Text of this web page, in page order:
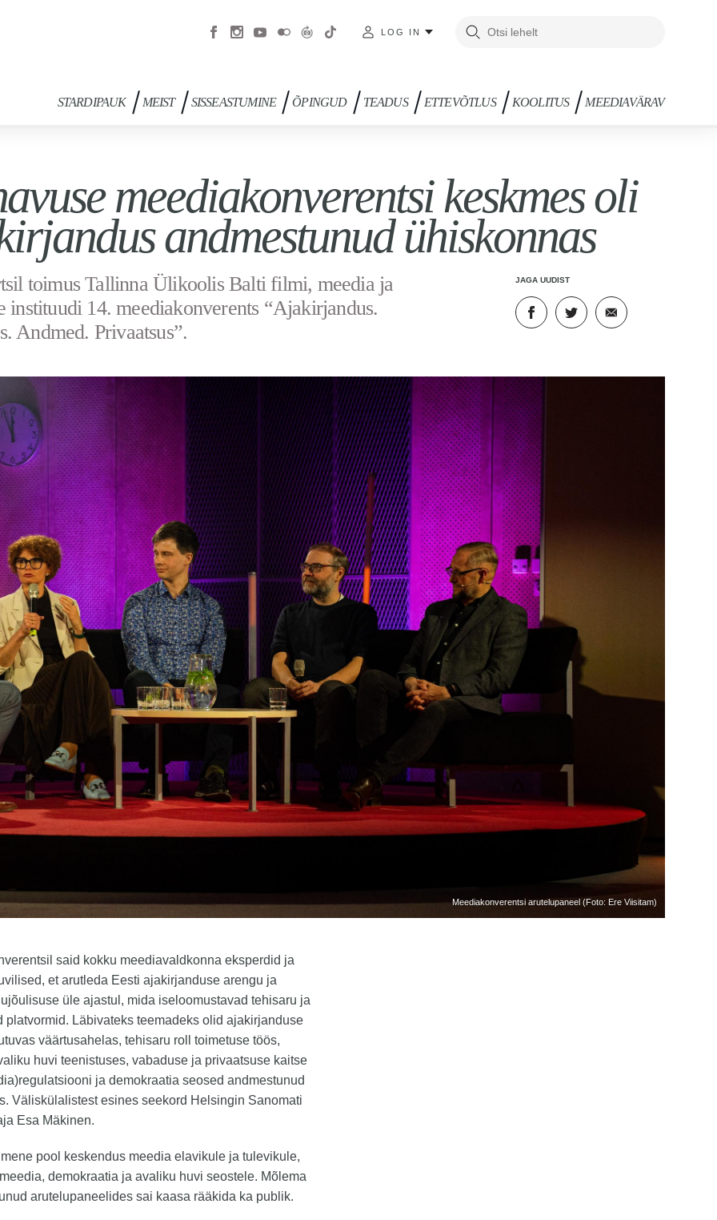
LOG IN
STARDIPAUK MEIST SISSEASTUMINE ÕPINGUD TEADUS ETTEVÕTLUS KOOLITUS MEEDIAVÄRAV
meediakonverentsi keskmes oli
andmestunud ühiskonnas
toimus Tallinna Ülikoolis Balti filmi, meedia ja
instituudi 14. meediakonverents “Ajakirjandus.
Andmed. Privaatsus”.
JAGA UUDIST
Meediakonverentsi arutelupaneel (Foto: Ere Viisitam)
said kokku meediavaldkonna eksperdid ja
et arutleda Eesti ajakirjanduse arengu ja
üle ajastul, mida iseloomustavad tehisaru ja
platvormid. Läbivateks teemadeks olid ajakirjanduse
väärtusahelas, tehisaru roll toimetuse töös,
huvi teenistuses, vabaduse ja privaatsuse kaitse
ja demokraatia seosed andmestunud
Väliskülalistest esines seekord Helsingin Sanomati
Esa Mäkinen.
pool keskendus meedia elavikule ja tulevikule,
demokraatia ja avaliku huvi seostele. Mõlema
arutelupaneelides sai kaasa rääkida ka publik.